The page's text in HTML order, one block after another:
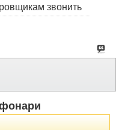
звонить